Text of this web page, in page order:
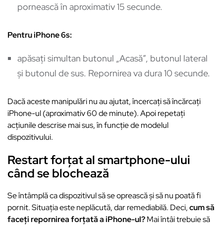
pornească în aproximativ 15 secunde.
Pentru iPhone 6s:
apăsați simultan butonul „Acasă”, butonul lateral
și butonul de sus. Repornirea va dura 10 secunde.
Dacă aceste manipulări nu au ajutat, încercați să încărcați
iPhone-ul (aproximativ 60 de minute). Apoi repetați
acțiunile descrise mai sus, în funcție de modelul
dispozitivului.
Restart forțat al smartphone-ului
când se blochează
Se întâmplă ca dispozitivul să se oprească și să nu poată fi
pornit. Situația este neplăcută, dar remediabilă. Deci,cum să
faceți repornirea forțată a iPhone-ul?Mai întâi trebuie să